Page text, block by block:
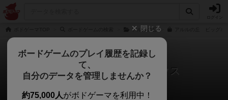
アルルの丘
アルルの丘：ビッグボックス
0件の掲示板
閉じる
ボードゲームのプレイ履歴を記録し
て、
自分のデータを管理しませんか？
約75,000人がボドゲーマを利用中！